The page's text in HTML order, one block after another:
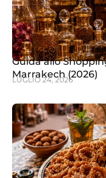
Guida allo
Marrakech (2026)
LUGLIO 24, 2026